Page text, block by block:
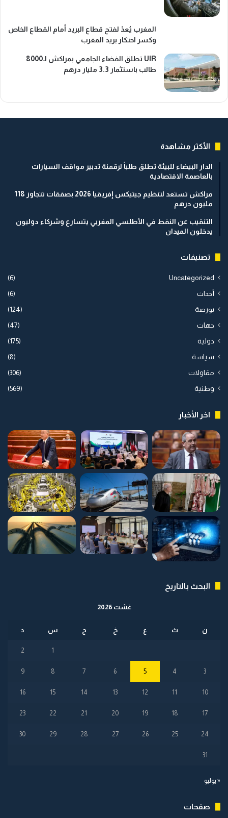
المغرب يُعدّ لفتح قطاع البريد أمام القطاع الخاص
وكسر احتكار بريد المغرب
UIR تطلق الفضاء الجامعي بمراكش لـ8000
طالب باستثمار 3.3 مليار درهم
الأكثر مشاهدة
الدار البيضاء للبيئة تطلق طلباً لرقمنة تدبير مواقف السيارات
بالعاصمة الاقتصادية
مراكش تستعد لتنظيم جيتيكس إفريقيا 2026 بصفقات تتجاوز 118
مليون درهم
التنقيب عن النفط في الأطلسي المغربي يتسارع وشركاء دوليون
يدخلون الميدان
تصنيفات
Uncategorized
(6)
أحداث (6)
بورصة (124)
جهات (47)
دولية (175)
سياسة (8)
مقاولات (306)
وطنية (569)
اخر الأخبار
البحث بالتاريخ
غشت 2026
ن ث ع خ ج س د
1
2
3
4
5
6
7
8
9
10
11
12
13
14
15
16
17
18
19
20
21
22
23
24
25
26
27
28
29
30
31
« يوليو
صفحات